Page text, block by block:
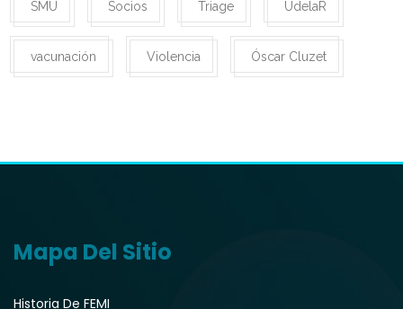
SMU Socios Triage UdelaR
vacunación Violencia Óscar Cluzet
Mapa Del Sitio
Historia De FEMI